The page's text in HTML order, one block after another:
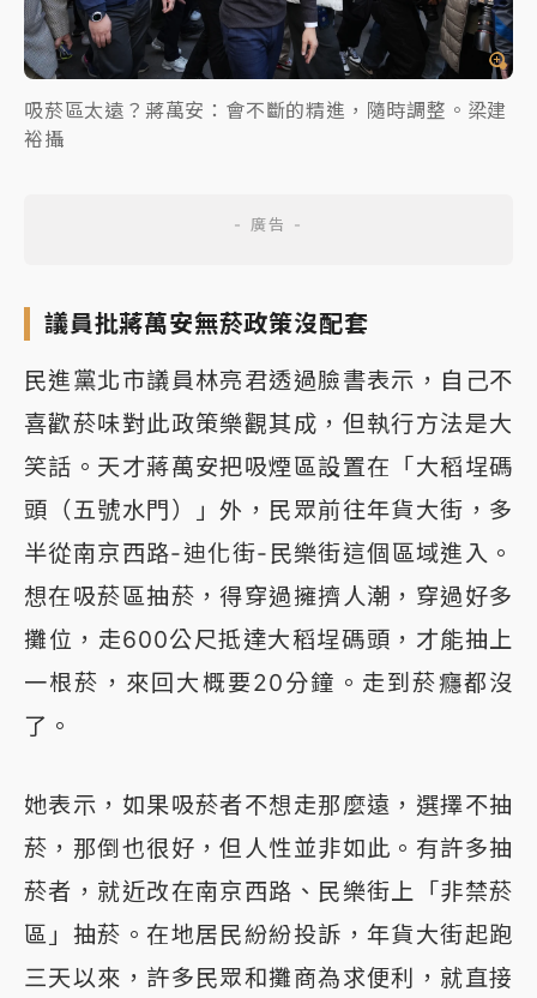
吸菸區太遠？蔣萬安：會不斷的精進，隨時調整。梁建
裕攝
議員批蔣萬安無菸政策沒配套
民進黨北市議員林亮君透過臉書表示，自己不
喜歡菸味對此政策樂觀其成，但執行方法是大
笑話。天才蔣萬安把吸煙區設置在「大稻埕碼
頭（五號水門）」外，民眾前往年貨大街，多
半從南京西路-迪化街-民樂街這個區域進入。
想在吸菸區抽菸，得穿過擁擠人潮，穿過好多
攤位，走600公尺抵達大稻埕碼頭，才能抽上
一根菸，來回大概要20分鐘。走到菸癮都沒
了。
她表示，如果吸菸者不想走那麼遠，選擇不抽
菸，那倒也很好，但人性並非如此。有許多抽
菸者，就近改在南京西路、民樂街上「非禁菸
區」抽菸。在地居民紛紛投訴，年貨大街起跑
三天以來，許多民眾和攤商為求便利，就直接